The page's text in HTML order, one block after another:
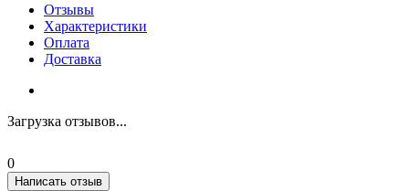
Отзывы
Характеристики
Оплата
Доставка
Загрузка отзывов...
0
Написать отзыв